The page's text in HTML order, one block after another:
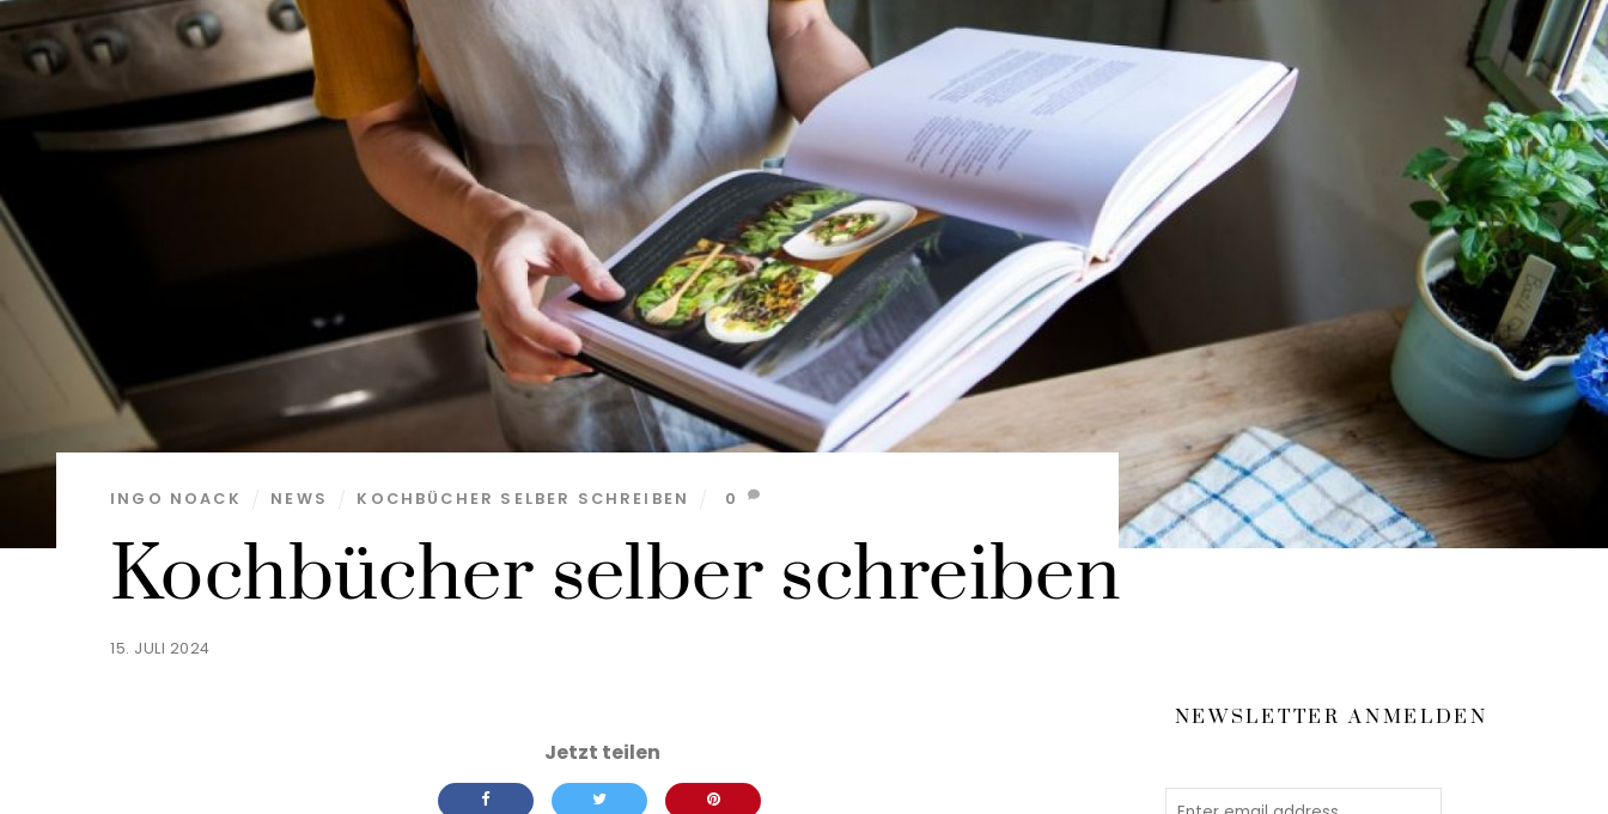
15. JULI 2024
Kochbücher selber schreiben
INGO NOACK NEWS KOCHBÜCHER SELBER SCHREIBEN 0
NEWSLETTER ANMELDEN